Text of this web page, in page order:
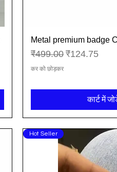
त्वरित दृश्य
Metal premium badge
नियमित मूल्य
₹499.00 बिक्री मूल्य
₹124.75
कर को छोड़कर
कार्ट में
Hot Seller